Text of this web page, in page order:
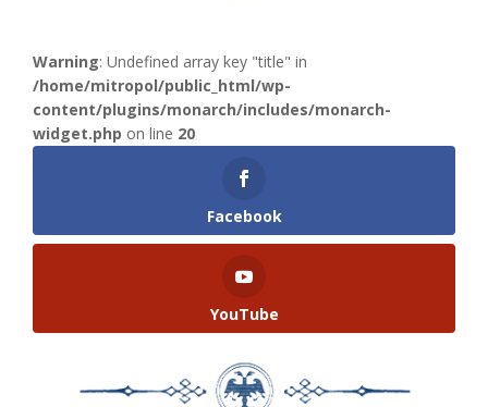
Warning: Undefined array key "title" in
/home/mitropol/public_html/wp-
content/plugins/monarch/includes/monarch-
widget.php on line 20
Facebook
YouTube